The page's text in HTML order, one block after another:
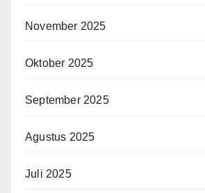
November 2025
Oktober 2025
September 2025
Agustus 2025
Juli 2025